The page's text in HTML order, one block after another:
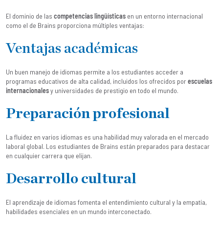
El dominio de las competencias lingüísticas en un entorno internacional
como el de Brains proporciona múltiples ventajas:
Ventajas académicas
Un buen manejo de idiomas permite a los estudiantes acceder a
programas educativos de alta calidad, incluidos los ofrecidos porescuelas
internacionalesy universidades de prestigio en todo el mundo.
Preparación profesional
La fluidez en varios idiomas es una habilidad muy valorada en el mercado
laboral global. Los estudiantes de Brains están preparados para destacar
en cualquier carrera que elijan.
Desarrollo cultural
El aprendizaje de idiomas fomenta el entendimiento cultural y la empatía,
habilidades esenciales en un mundo interconectado.